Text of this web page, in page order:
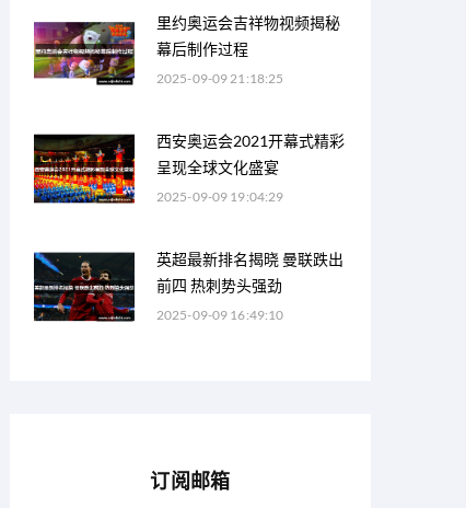
里约奥运会吉祥物视频揭秘
幕后制作过程
2025-09-09 21:18:25
西安奥运会2021开幕式精彩
呈现全球文化盛宴
2025-09-09 19:04:29
英超最新排名揭晓 曼联跌出
前四 热刺势头强劲
2025-09-09 16:49:10
订阅邮箱